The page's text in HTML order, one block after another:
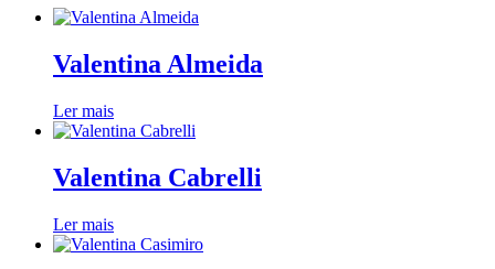
Valentina Almeida
Ler mais
Valentina Cabrelli
Ler mais